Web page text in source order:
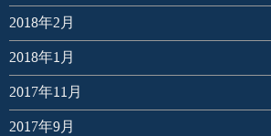
2018年2月
2018年1月
2017年11月
2017年9月